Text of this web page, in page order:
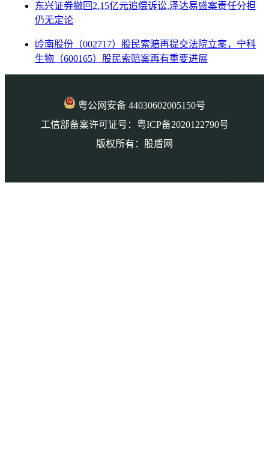
东兴证券撤回2.15亿元追偿诉讼,泽达易盛案责任分担
仍无定论
岭南股份（002717）股民索赔再提交法院立案，宁科
生物（600165）股民索赔案再有重要进展
粤公网安备 44030602005150号
工信部备案许可证号：粤ICP备2020122790号
版权所有：股盾网